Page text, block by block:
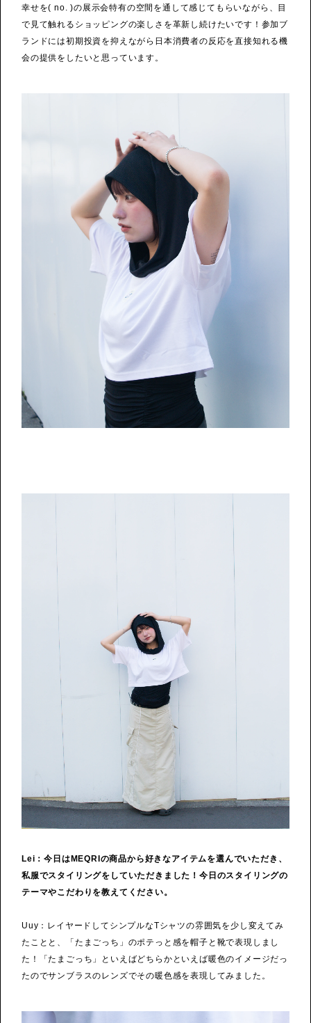
幸せを( no. )の展示会特有の空間を通して感じてもらいながら、目
で見て触れるショッピングの楽しさを革新し続けたいです！参加ブ
ランドには初期投資を抑えながら日本消費者の反応を直接知れる機
会の提供をしたいと思っています。
Lei：今日はMEQRIの商品から好きなアイテムを選んでいただき、
私服でスタイリングをしていただきました！今日のスタイリングの
テーマやこだわりを教えてください。
Uuy：レイヤードしてシンプルなTシャツの雰囲気を少し変えてみ
たことと、「たまごっち」のポテっと感を帽子と靴で表現しまし
た！「たまごっち」といえばどちらかといえば暖色のイメージだっ
たのでサンブラスのレンズでその暖色感を表現してみました。